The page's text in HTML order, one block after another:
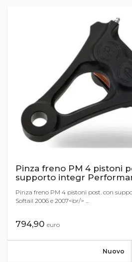
Pinza freno PM 4 pistoni
supporto integr
Pinza freno PM 4 pistoni post. con
Softail 2006 e 2007<br/> ...
794,90 euro
Nuovo